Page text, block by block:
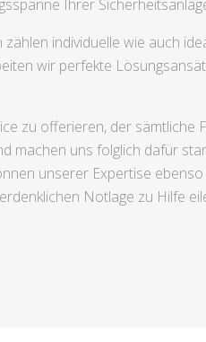
Ihrer
individuelle wie auch
wir perfekte
zu offerieren, der sämtliche
machen uns folglich dafür
unserer Expertise
Notlage zu Hilfe